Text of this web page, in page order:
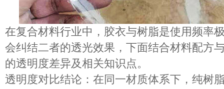
在复合材料行业中，胶衣与树脂是使用频率
会纠结二者的透光效果，下面结合材料配方
的透明度差异及相关知识点。
透明度对比结论 ：在 同一材质体系下， 纯树